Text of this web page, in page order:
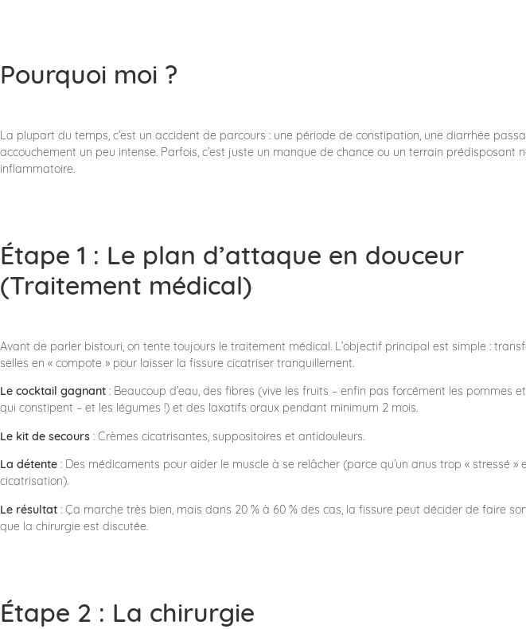
​Pourquoi moi ?
La plupart du temps, c’est un accident de parcours : une période de constipation, une diarrhée
accouchement un peu intense. Parfois, c’est juste un manque de chance ou un terrain prédisposant
inflammatoire.
Étape 1 : Le plan d’attaque en douceur
(Traitement médical)
Avant de parler bistouri, on tente toujours le traitement médical. L’objectif principal est simple :
selles en « compote » pour laisser la fissure cicatriser tranquillement.
Le cocktail gagnant : Beaucoup d’eau, des fibres (vive les fruits – enfin pas forcément les pommes
qui constipent – et les légumes !) et des laxatifs oraux pendant minimum 2 mois.
Le kit de secours : Crèmes cicatrisantes, suppositoires et antidouleurs.
La détente : Des médicaments pour aider le muscle à se relâcher (parce qu’un anus trop « stressé »
cicatrisation).
Le résultat : Ça marche très bien, mais dans 20 % à 60 % des cas, la fissure peut décider de faire son
que la chirurgie est discutée.
Étape 2 : La chirurgie